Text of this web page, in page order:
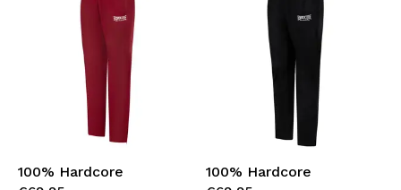
100% Hardcore
100% Hardcore